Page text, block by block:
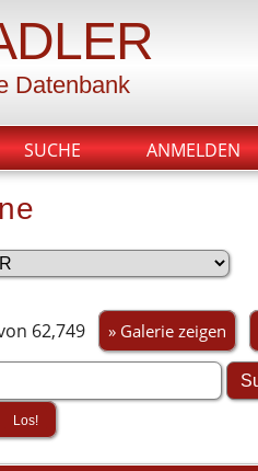
Datenbank
SUCHE ANMELDEN
62,749 » Galerie zeigen